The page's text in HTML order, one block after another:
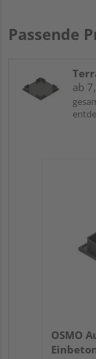
Passende
ab
OSMO